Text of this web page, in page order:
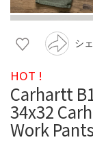
シ
HOT !
Carhartt
34x32
Work